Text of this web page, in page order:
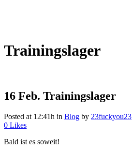
Trainingslager
16 Feb. Trainingslager
Posted at 12:41h in Blog by 23fuckyou23
0 Likes
Bald ist es soweit!